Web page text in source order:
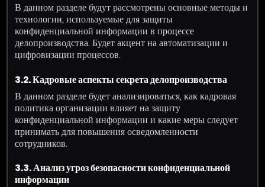
В данном разделе будут рассмотрены основные методы и
технологии, используемые для защиты
конфиденциальной информации в процессе
делопроизводства. Будет акцент на автоматизации и
цифровизации процессов.
3.2. Кадровые аспекты секрета делопроизводства
В данном разделе будет анализироваться, как кадровая
политика организации влияет на защиту
конфиденциальной информации и какие меры следует
принимать для повышения осведомленности
сотрудников.
3.3. Анализ угроз безопасности конфиденциальной
информации